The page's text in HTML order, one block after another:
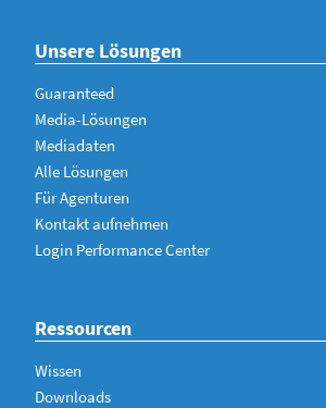
Unsere Lösungen
Guaranteed
Media-Lösungen
Mediadaten
Alle Lösungen
Für Agenturen
Kontakt aufnehmen
Login Performance Center
Ressourcen
Wissen
Downloads